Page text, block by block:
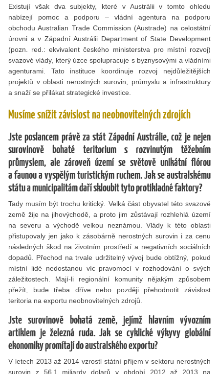
Existují však dva subjekty, které v Austrálii v tomto ohledu
nabízejí pomoc a podporu – vládní agentura na podporu
obchodu Australian Trade Commission (Austrade) na celostátní
úrovni a v Západní Austrálii Department of State Development
(pozn. red.: ekvivalent českého ministerstva pro místní rozvoj)
svazové vlády, který úzce spolupracuje s byznysovými a vládními
agenturami. Tato instituce koordinuje rozvoj nejdůležitějších
projektů v oblasti nerostných surovin, průmyslu a infrastruktury
a snaží se přilákat strategické investice.
Musíme snížit závislost na neobnovitelných zdrojích
Jste poslancem právě za stát Západní Austrálie, což je nejen
surovinově bohaté teritorium s rozvinutým těžebním
průmyslem, ale zároveň území se světově unikátní flórou
a faunou a vyspělým turistickým ruchem. Jak se australskému
státu a municipalitám daří skloubit tyto protikladné faktory?
Tady musím být trochu kritický. Velká část obyvatel této svazové
země žije na jihovýchodě, a proto jim zůstávají rozhlehlá území
na severu a východě velkou neznámou. Vlády k této oblasti
přistupovaly jen jako k zásobárně nerostných surovin i za cenu
následných škod na životním prostředí a negativních sociálních
dopadů. Přechod na trvale udržitelný vývoj bude obtížný, pokud
místní lidé nedostanou víc pravomocí v rozhodování o svých
záležitostech. Mají-li regionální komunity nějakým způsobem
přežít, bude třeba dříve nebo později přehodnotit závislost
teritoria na exportu neobnovitelných zdrojů.
Jste surovinově bohatá země, jejímž hlavním vývozním
artiklem je železná ruda. Jak se cyklické výkyvy globální
ekonomiky promítají do australského exportu?
V letech 2013 až 2014 vzrostl státní příjem v sektoru nerostných
surovin z 56,1 miliardy dolarů v období 2012 až 2013 na